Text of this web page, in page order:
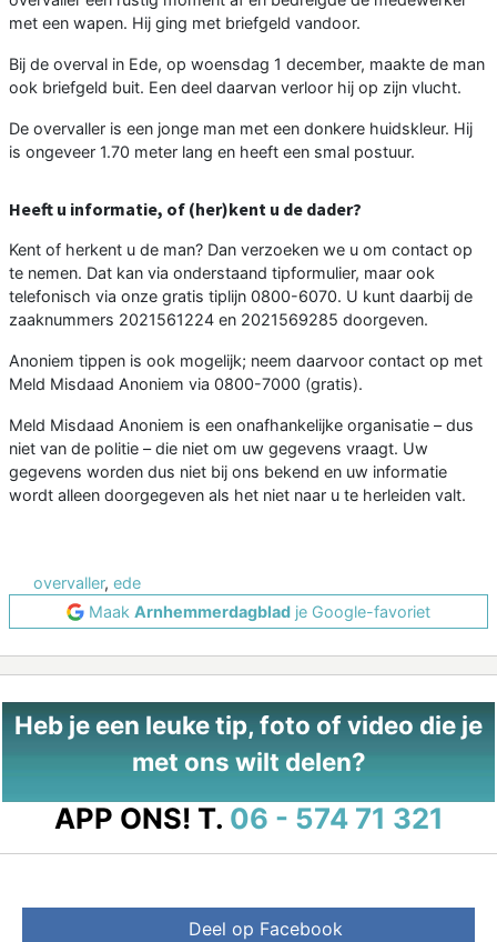
met een wapen. Hij ging met briefgeld vandoor.
Bij de overval in Ede, op woensdag 1 december, maakte de man
ook briefgeld buit. Een deel daarvan verloor hij op zijn vlucht.
De overvaller is een jonge man met een donkere huidskleur. Hij
is ongeveer 1.70 meter lang en heeft een smal postuur.
Heeft u informatie, of (her)kent u de dader?
Kent of herkent u de man? Dan verzoeken we u om contact op
te nemen. Dat kan via onderstaand tipformulier, maar ook
telefonisch via onze gratis tiplijn 0800-6070. U kunt daarbij de
zaaknummers 2021561224 en 2021569285 doorgeven.
Anoniem tippen is ook mogelijk; neem daarvoor contact op met
Meld Misdaad Anoniem via 0800-7000 (gratis).
Meld Misdaad Anoniem is een onafhankelijke organisatie – dus
niet van de politie – die niet om uw gegevens vraagt. Uw
gegevens worden dus niet bij ons bekend en uw informatie
wordt alleen doorgegeven als het niet naar u te herleiden valt.
overvaller, ede
Maak Arnhemmerdagblad je Google-favoriet
Heb je een leuke tip, foto of video die je
met ons wilt delen?
APP ONS! T. 06 - 574 71 321
Deel op Facebook